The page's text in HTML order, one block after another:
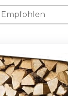
Sortierung
Sort content
Sort content